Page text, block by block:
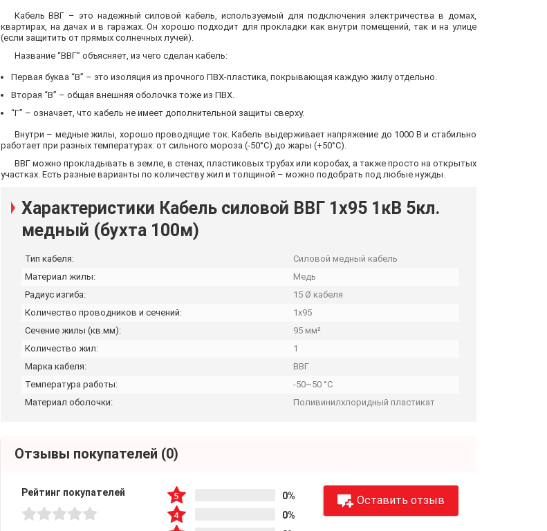
Кабель ВВГ – это надежный силовой кабель, используемый для подключения электричества в домах,
квартирах, на дачах и в гаражах. Он хорошо подходит для прокладки как внутри помещений, так и на улице
(если защитить от прямых солнечных лучей).
Название “ВВГ” объясняет, из чего сделан кабель:
Первая буква “В” – это изоляция из прочного ПВХ-пластика, покрывающая каждую жилу отдельно.
Вторая “В” – общая внешняя оболочка тоже из ПВХ.
“Г” – означает, что кабель не имеет дополнительной защиты сверху.
Внутри – медные жилы, хорошо проводящие ток. Кабель выдерживает напряжение до 1000 В и стабильно
работает при разных температурах: от сильного мороза (-50°C) до жары (+50°C).
ВВГ можно прокладывать в земле, в стенах, пластиковых трубах или коробах, а также просто на открытых
участках. Есть разные варианты по количеству жил и толщиной – можно подобрать под любые нужды.
Характеристики Кабель силовой ВВГ 1x95 1кВ 5кл.
медный (бухта 100м)
Тип кабеля:
Силовой медный кабель
Материал жилы:
Медь
Радиус изгиба:
15 Ø кабеля
Количество проводников и сечений:
1х95
Сечение жилы (кв.мм):
95 мм²
Количество жил:
1
Марка кабеля:
ВВГ
Температура работы:
-50~50 °C
Материал оболочки:
Поливинилхлоридный пластикат
Отзывы покупателей (0)
Рейтинг покупателей
0%
0%
Оставить отзыв